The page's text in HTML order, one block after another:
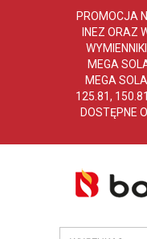
PROMOCJA
INEZ ORAZ
MEGA
MEGA
125.81,
DOSTĘPNE